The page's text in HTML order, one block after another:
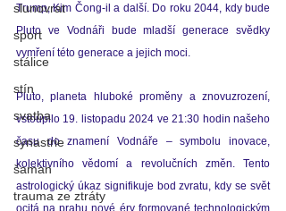
slunovrat
sport
stálice
stín
svatba
synastrie
šaman
trauma ze ztráty
Trump, Kim Čong-il a další. Do roku 2044, kdy bude
Pluto ve Vodnáři bude mladší generace svědky
vymření této generace a jejich moci.
Pluto, planeta hluboké proměny a znovuzrození,
vstoupilo 19. listopadu 2024 ve 21:30 hodin našeho
času do znamení Vodnáře – symbolu inovace,
kolektivního vědomí a revolučních změn. Tento
astrologický úkaz signifikuje bod zvratu, kdy se svět